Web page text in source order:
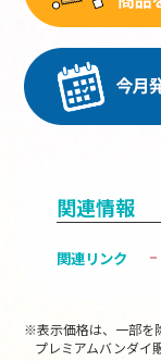
関連情報
関連リンク
※表示価格は、一部を
プレミアムバンダイ